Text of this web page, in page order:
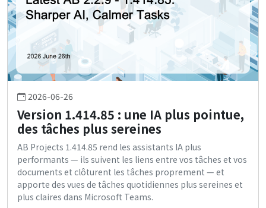
2026-06-26
Version 1.414.85 : une IA plus pointue,
des tâches plus sereines
AB Projects 1.414.85 rend les assistants IA plus
performants — ils suivent les liens entre vos tâches et vos
documents et clôturent les tâches proprement — et
apporte des vues de tâches quotidiennes plus sereines et
plus claires dans Microsoft Teams.